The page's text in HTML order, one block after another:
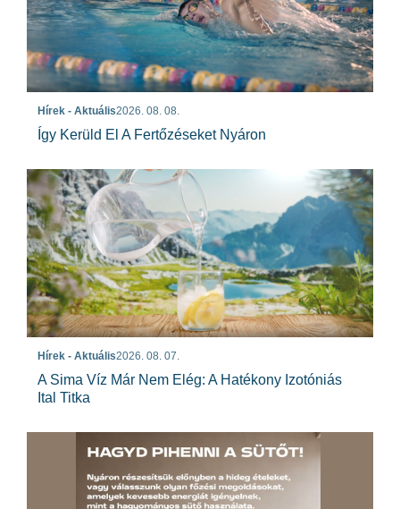
Hírek - Aktuális2026. 08. 08.
Így Kerüld El A Fertőzéseket Nyáron
Hírek - Aktuális2026. 08. 07.
A Sima Víz Már Nem Elég: A Hatékony Izotóniás
Ital Titka